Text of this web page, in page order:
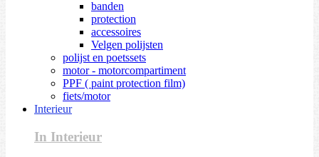
banden
protection
accessoires
Velgen polijsten
polijst en poetssets
motor - motorcompartiment
PPF ( paint protection film)
fiets/motor
Interieur
In Interieur